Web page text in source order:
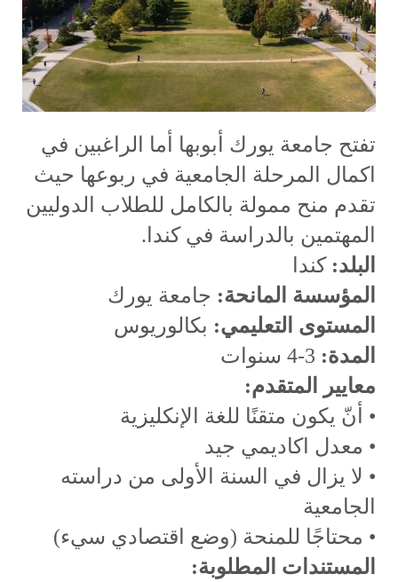
تفتح جامعة يورك أبوبها أما الراغبين في
اكمال المرحلة الجامعية في ربوعها حيث
تقدم منح ممولة بالكامل للطلاب الدوليين
المهتمين بالدراسة في كندا.
البلد: كندا
المؤسسة المانحة: جامعة يورك
المستوى التعليمي: بكالوريوس
المدة:
معايير المتقدم:
• أنّ يكون متقنًا للغة الإنكليزية
• معدل اكاديمي جيد
• لا يزال في السنة الأولى من دراسته
الجامعية
• محتاجًا للمنحة (وضع اقتصادي سيء)
المستندات المطلوبة: